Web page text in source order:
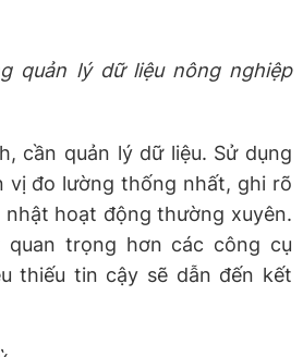
quản lý dữ liệu nông nghiệp
cần quản lý dữ liệu. Sử dụng
vị đo lường thống nhất, ghi rõ
hoạt động thường xuyên.
quan trọng hơn các công cụ
thiếu tin cậy sẽ dẫn đến kết